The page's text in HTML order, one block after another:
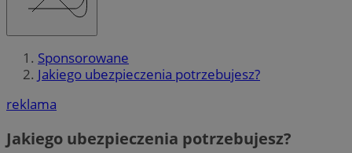
Sponsorowane
Jakiego ubezpieczenia potrzebujesz?
reklama
Jakiego ubezpieczenia potrzebujesz?